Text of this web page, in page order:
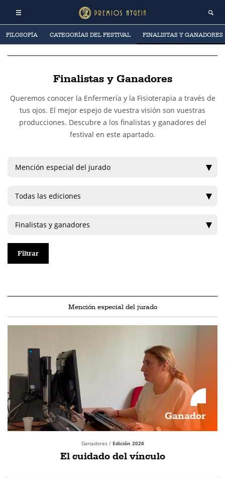
FILOSOFÍA CATEGORÍAS DEL FESTIVAL FINALISTAS Y GANADORES
Finalistas y Ganadores
Queremos conocer la Enfermería y la Fisioterapia a través de
tus ojos. El mejor espejo de vuestra visión son vuestras
producciones. Descubre a los finalistas y ganadores del
festival en este apartado.
Mención especial del jurado
Ganador
Ganadores / Edición 2026
El cuidado del vínculo